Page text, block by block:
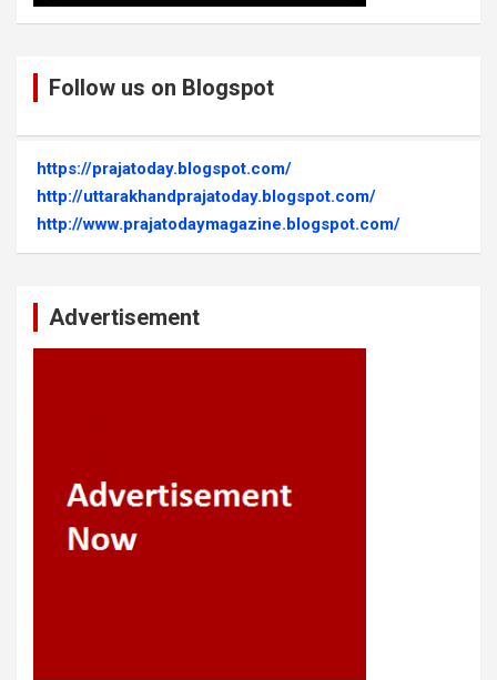
Follow us on Blogspot
https://prajatoday.blogspot.com/
http://uttarakhandprajatoday.blogspot.com/
http://www.prajatodaymagazine.blogspot.com/
Advertisement